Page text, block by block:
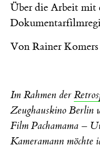
Über die Arbeit mit
Von Rainer Komers
Im Rahmen der
Zeughauskino Berlin
Film Pachamama –
Kameramann möchte